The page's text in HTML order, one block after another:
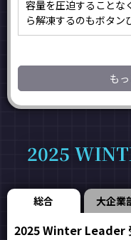
容量を圧迫することな
ら解凍するのもボタン
も
2025
総合 大企業
2025 Winter Leader